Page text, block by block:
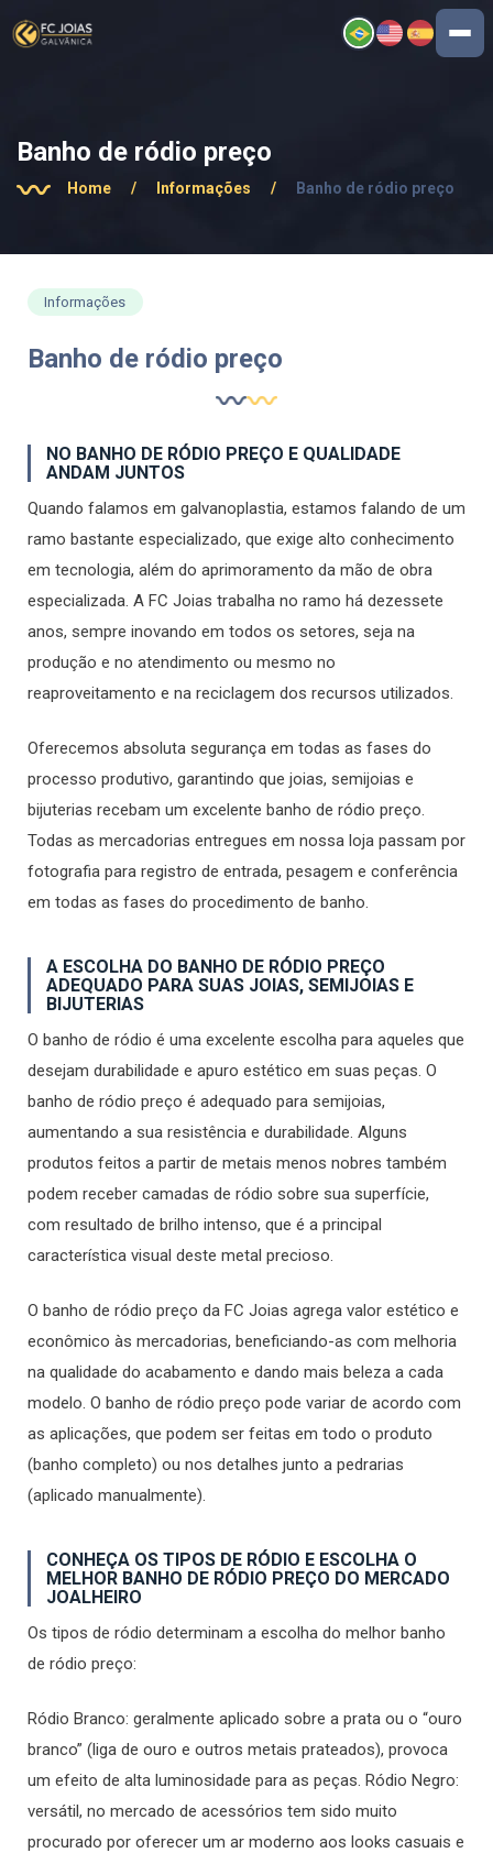
Banho de ródio preço
Home / Informações / Banho de ródio preço
Informações
Banho de ródio preço
NO BANHO DE RÓDIO PREÇO E QUALIDADE
ANDAM JUNTOS
Quando falamos em galvanoplastia, estamos falando de um
ramo bastante especializado, que exige alto conhecimento
em tecnologia, além do aprimoramento da mão de obra
especializada. A FC Joias trabalha no ramo há dezessete
anos, sempre inovando em todos os setores, seja na
produção e no atendimento ou mesmo no
reaproveitamento e na reciclagem dos recursos utilizados.
Oferecemos absoluta segurança em todas as fases do
processo produtivo, garantindo que joias, semijoias e
bijuterias recebam um excelente banho de ródio preço.
Todas as mercadorias entregues em nossa loja passam por
fotografia para registro de entrada, pesagem e conferência
em todas as fases do procedimento de banho.
A ESCOLHA DO BANHO DE RÓDIO PREÇO
ADEQUADO PARA SUAS JOIAS, SEMIJOIAS E
BIJUTERIAS
O banho de ródio é uma excelente escolha para aqueles que
desejam durabilidade e apuro estético em suas peças. O
banho de ródio preço é adequado para semijoias,
aumentando a sua resistência e durabilidade. Alguns
produtos feitos a partir de metais menos nobres também
podem receber camadas de ródio sobre sua superfície,
com resultado de brilho intenso, que é a principal
característica visual deste metal precioso.
O banho de ródio preço da FC Joias agrega valor estético e
econômico às mercadorias, beneficiando-as com melhoria
na qualidade do acabamento e dando mais beleza a cada
modelo. O banho de ródio preço pode variar de acordo com
as aplicações, que podem ser feitas em todo o produto
(banho completo) ou nos detalhes junto a pedrarias
(aplicado manualmente).
CONHEÇA OS TIPOS DE RÓDIO E ESCOLHA O
MELHOR BANHO DE RÓDIO PREÇO DO MERCADO
JOALHEIRO
Os tipos de ródio determinam a escolha do melhor banho
de ródio preço:
Ródio Branco: geralmente aplicado sobre a prata ou o “ouro
branco” (liga de ouro e outros metais prateados), provoca
um efeito de alta luminosidade para as peças. Ródio Negro:
versátil, no mercado de acessórios tem sido muito
procurado por oferecer um ar moderno aos looks casuais e